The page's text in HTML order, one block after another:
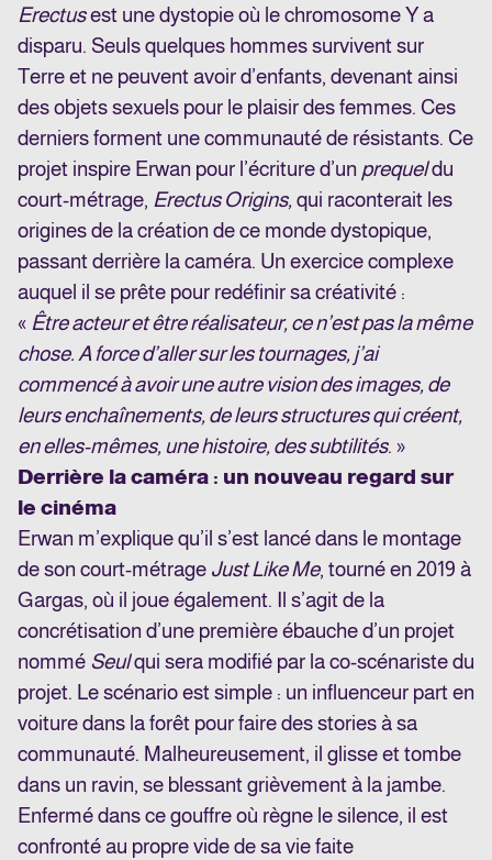
Erectusest une dystopie où le chromosome Y a
disparu. Seuls quelques hommes survivent sur
Terre et ne peuvent avoir d’enfants, devenant ainsi
des objets sexuels pour le plaisir des femmes. Ces
derniers forment une communauté de résistants. Ce
projet inspire Erwan pour l’écriture d’un prequeldu
court-métrage, Erectus Origins,qui raconterait les
origines de la création de ce monde dystopique,
passant derrière la caméra. Un exercice complexe
auquel il se prête pour redéfinir sa créativité :
« Être acteur et être réalisateur, ce n’est pas la même
chose. A force d’aller sur les tournages, j’ai
commencé à avoir une autre vision des images, de
leurs enchaînements, de leurs structures qui créent,
en elles-mêmes, une histoire, des subtilités. »
Derrière la caméra : un nouveau regard sur
le cinéma
Erwan m’explique qu’il s’est lancé dans le montage
de son court-métrage Just Like Me, tourné en 2019 à
Gargas, où il joue également. Il s’agit de la
concrétisation d’une première ébauche d’un projet
nommé Seulqui sera modifié par la co-scénariste du
projet. Le scénario est simple : un influenceur part en
voiture dans la forêt pour faire des stories à sa
communauté. Malheureusement, il glisse et tombe
dans un ravin, se blessant grièvement à la jambe.
Enfermé dans ce gouffre où règne le silence, il est
confronté au propre vide de sa vie faite